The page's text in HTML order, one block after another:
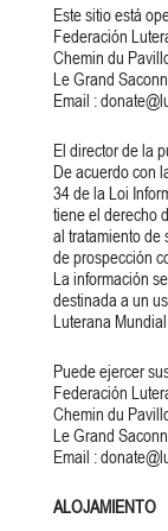
Este sitio está
Federación
Chemin du
Le Grand
Email :
El director de la
De acuerdo con
34 de la Loi
tiene el derecho
al tratamiento de
de prospección
La información
destinada a un
Luterana Mundial.
Puede ejercer
Federación
Chemin du
Le Grand
Email :
ALOJAMIENTO